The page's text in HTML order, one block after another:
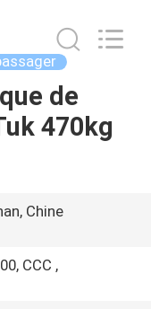
de
470kg
Chine
CCC ,